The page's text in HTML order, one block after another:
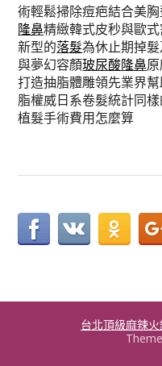
術輕鬆掃除痘疤結合美
隆鼻精緻韓式皮秒與歐
新型的落髮為休止期掉
與夢幻容顏玻尿酸隆鼻
打造抽脂體雕領先業界幫
脂權威日系卷髮統計同
植髮手術費用怎麼算
台北頂級麻辣